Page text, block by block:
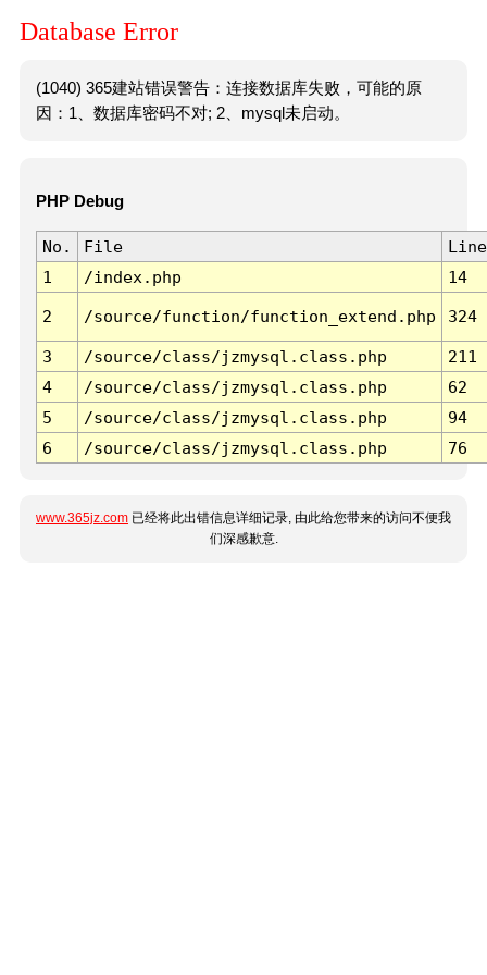
Database Error
(1040) 365建站错误警告：连接数据库失败，可能的原
因：1、数据库密码不对; 2、mysql未启动。
PHP Debug
No. File
Line
1
/index.php 14
2 /source/function/function_extend.php 324
3 /source/class/jzmysql.class.php
211
4
/source/class/jzmysql.class.php
62
5
/source/class/jzmysql.class.php
94
6
/source/class/jzmysql.class.php 76
www.365jz.com 已经将此出错信息详细记录, 由此给您带来的访问不便我
们深感歉意.